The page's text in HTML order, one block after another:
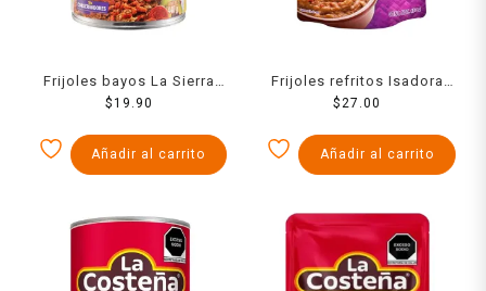
Frijoles bayos La Sierra
refritos con chorizo en
$19.90
Añadir al carrito
Frijoles refritos Isadora
con chorizo en bolsa 430
$27.00
Añadir al carrito